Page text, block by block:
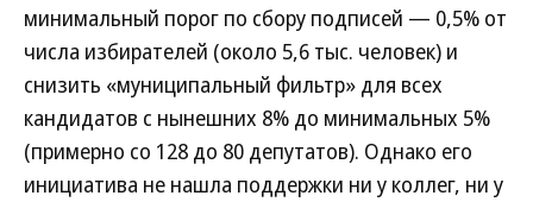
минимальный порог по сбору подписей — 0,5% от
числа избирателей (около 5,6 тыс. человек) и
снизить «муниципальный фильтр» для всех
кандидатов с нынешних 8% до минимальных 5%
(примерно со 128 до 80 депутатов). Однако его
инициатива не нашла поддержки ни у коллег, ни у